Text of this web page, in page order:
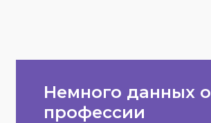
Немного данных о
профессии